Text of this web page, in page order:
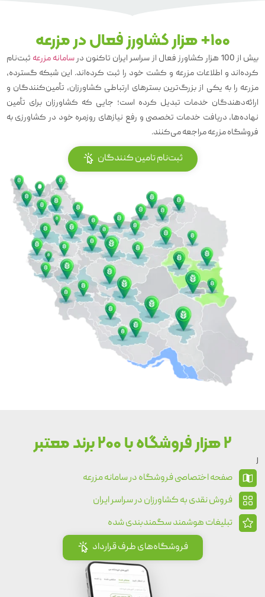
100+ هزار کشاورز فعال در مزرعه
بیش از 100 هزار کشاورز فعال از سراسر ایران تاکنون در سامانه مزرعه ثبت‌نام
کرده‌اند و اطلاعات مزرعه و کشت خود را ثبت کرده‌اند. این شبکه گسترده،
مزرعه را به یکی از بزرگ‌ترین بسترهای ارتباطی کشاورزان، تأمین‌کنندگان و
ارائه‌دهندگان خدمات تبدیل کرده است؛ جایی که کشاورزان برای تأمین
نهاده‌ها، دریافت خدمات تخصصی و رفع نیازهای روزمره خود در کشاورزی به
فروشگاه مزرعه مراجعه می‌کنند.
ثبت‌نام تامین کنندگان
2 هزار فروشگاه با 200 برند معتبر
J
صفحه اختصاصی فروشگاه در سامانه مزرعه
فروش نقدی به کشاورزان در سراسر ایران
تبلیغات هوشمند سگمندبندی شده
فروشگاه‌های طرف قرارداد